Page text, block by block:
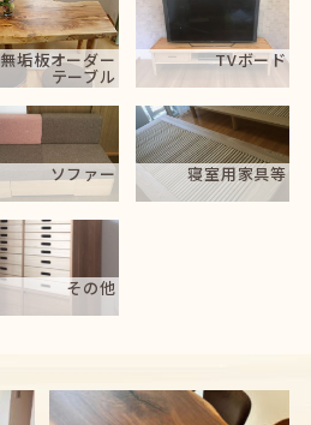
無垢板オーダー
テーブル
TVボード
ソファー 寝室用家具等
その他